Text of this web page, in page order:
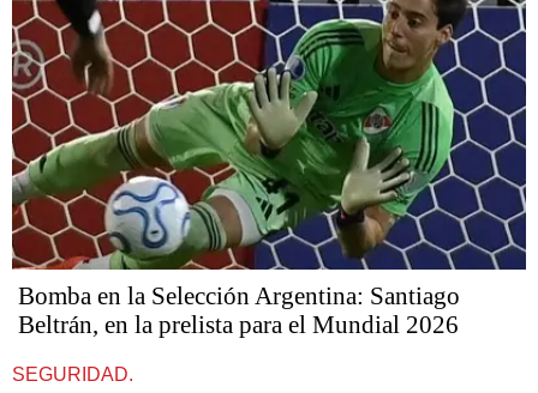
Bomba en la Selección Argentina: Santiago
Beltrán, en la prelista para el Mundial 2026
SEGURIDAD.